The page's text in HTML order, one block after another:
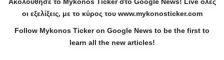
οι εξελίξεις, με το κύρος του www.mykonosticker.com
Follow Mykonos Ticker on Google News to be the first to
learn all the new articles!